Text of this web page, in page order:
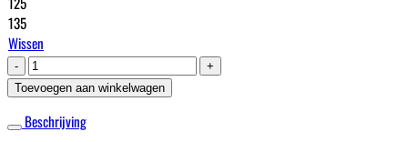
135
Wissen
Leren
Riem
Bruin
aantal
Toevoegen aan winkelwagen
Beschrijving